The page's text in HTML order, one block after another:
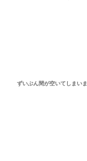
ずいぶん間が空いてしまい